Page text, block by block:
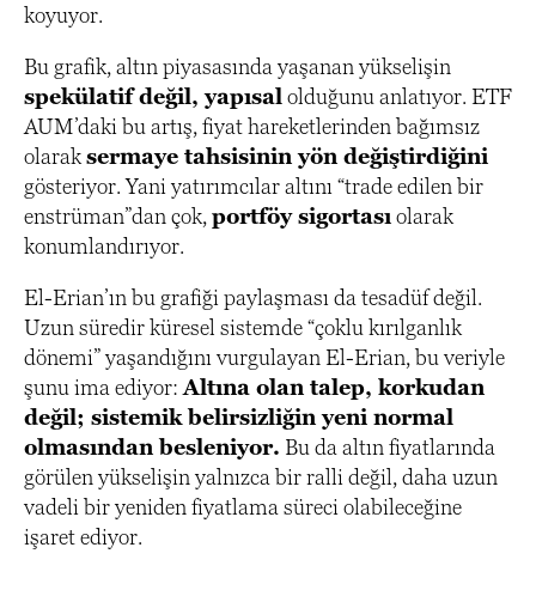
koyuyor.
Bu grafik, altın piyasasında yaşanan yükselişin
spekülatif değil, yapısal olduğunu anlatıyor. ETF
AUM’daki bu artış, fiyat hareketlerinden bağımsız
olaraksermaye tahsisinin yön değiştirdiğini
gösteriyor. Yani yatırımcılar altını “trade edilen bir
enstrüman”dan çok, portföy sigortası olarak
konumlandırıyor.
El-Erian’ın bu grafiği paylaşması da tesadüf değil.
Uzun süredir küresel sistemde “çoklu kırılganlık
dönemi” yaşandığını vurgulayan El-Erian, bu veriyle
şunu ima ediyor: Altına olan talep, korkudan
değil; sistemik belirsizliğin yeni normal
olmasından besleniyor. Bu da altın fiyatlarında
görülen yükselişin yalnızca bir ralli değil, daha uzun
vadeli bir yeniden fiyatlama süreci olabileceğine
işaret ediyor.